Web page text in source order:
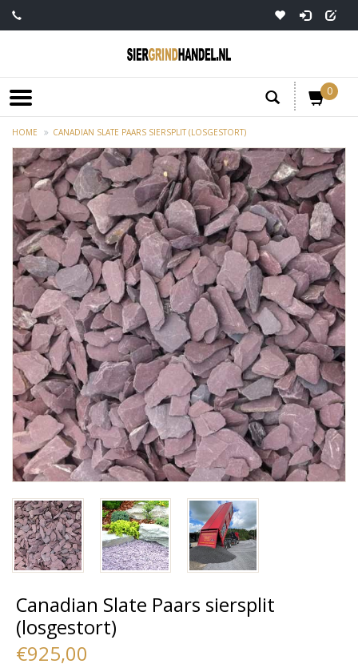
0
HOME CANADIAN SLATE PAARS SIERSPLIT (LOSGESTORT)
Canadian Slate Paars siersplit
(losgestort)
€925,00